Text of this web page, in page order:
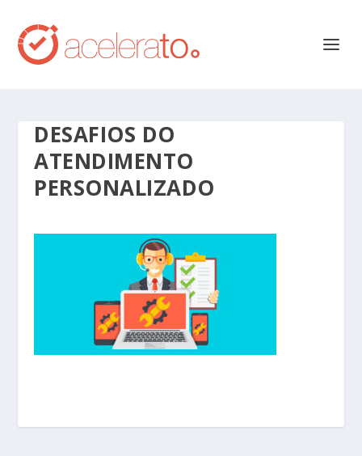
DESAFIOS DO
ATENDIMENTO
PERSONALIZADO